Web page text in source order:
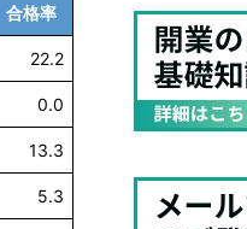
合格率
22.2
0.0
13.3
5.3